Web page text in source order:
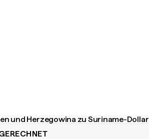
und Herzegowina zu Suriname-Dollar